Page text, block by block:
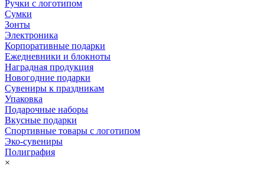
Ручки с логотипом
Сумки
Зонты
Электроника
Корпоративные подарки
Ежедневники и блокноты
Наградная продукция
Новогодние подарки
Сувениры к праздникам
Упаковка
Подарочные наборы
Вкусные подарки
Спортивные товары с логотипом
Эко-сувениры
Полиграфия
×